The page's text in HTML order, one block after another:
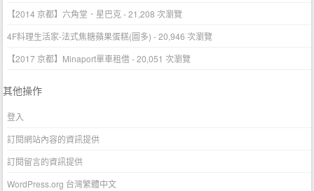
【2014 京都】六角堂．星巴克- 21,208 次瀏覽
4F料理生活家-法式焦糖蘋果蛋糕(圖多) - 20,946 次瀏覽
【2017 京都】Minaport單車租借- 20,051 次瀏覽
其他操作
登入
訂閱網站內容的資訊提供
訂閱留言的資訊提供
WordPress.org 台灣繁體中文